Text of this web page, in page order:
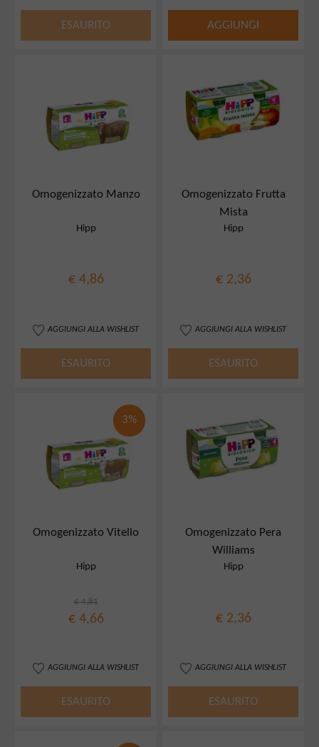
ESAURITO AGGIUNGI
Omogenizzato Manzo
Hipp
€ 4,86
AGGIUNGI ALLA WISHLIST
ESAURITO
Omogenizzato Frutta
Mista
Hipp
€ 2,36
AGGIUNGI ALLA WISHLIST
ESAURITO
3%
Omogenizzato Vitello
Hipp
€ 4,81
€ 4,66
AGGIUNGI ALLA WISHLIST
ESAURITO
Omogenizzato Pera
Williams
Hipp
€ 2,36
AGGIUNGI ALLA WISHLIST
ESAURITO